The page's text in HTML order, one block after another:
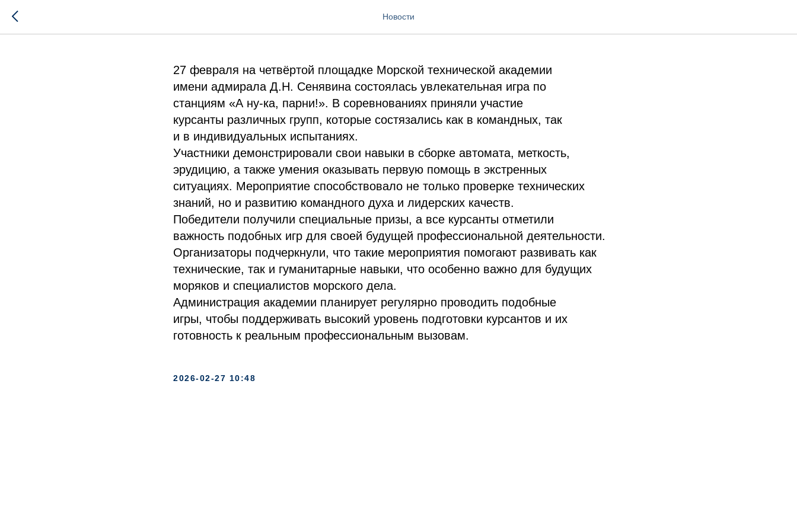
Новости
27 февраля на четвёртой площадке Морской технической академии
имени адмирала Д.Н. Сенявина состоялась увлекательная игра по
станциям «А ну-ка, парни!». В соревнованиях приняли участие
курсанты различных групп, которые состязались как в командных, так
и в индивидуальных испытаниях.
Участники демонстрировали свои навыки в сборке автомата, меткость,
эрудицию, а также умения оказывать первую помощь в экстренных
ситуациях. Мероприятие способствовало не только проверке технических
знаний, но и развитию командного духа и лидерских качеств.
Победители получили специальные призы, а все курсанты отметили
важность подобных игр для своей будущей профессиональной деятельности.
Организаторы подчеркнули, что такие мероприятия помогают развивать как
технические, так и гуманитарные навыки, что особенно важно для будущих
моряков и специалистов морского дела.
Администрация академии планирует регулярно проводить подобные
игры, чтобы поддерживать высокий уровень подготовки курсантов и их
готовность к реальным профессиональным вызовам.
2026-02-27 10:48